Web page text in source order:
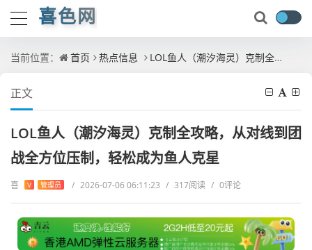
喜色网
当前位置： 首页 热点信息 LOL鱼人（潮汐海灵）克制全攻略，从对线到团战全方位压制，轻松成为鱼人克星
正文
LOL鱼人（潮汐海灵）克制全攻略，从对线到团
战全方位压制，轻松成为鱼人克星
喜 V 管理员 / 2026-07-06 06:11:23 / 317阅读 / 0评论